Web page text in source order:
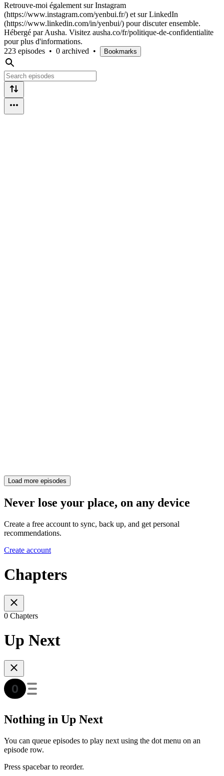
Retrouve-moi également sur Instagram
(https://www.instagram.com/yenbui.fr/) et sur LinkedIn
(https://www.linkedin.com/in/yenbui/) pour discuter ensemble.
Hébergé par Ausha. Visitez ausha.co/fr/politique-de-confidentialite
pour plus d'informations.
223 episodes • 0 archived • Bookmarks
Load more episodes
Never lose your place, on any device
Create a free account to sync, back up, and get personal
recommendations.
Create account
Chapters
0 Chapters
Up Next
Nothing in Up Next
You can queue episodes to play next using the dot menu on an
episode row.
Press spacebar to reorder.